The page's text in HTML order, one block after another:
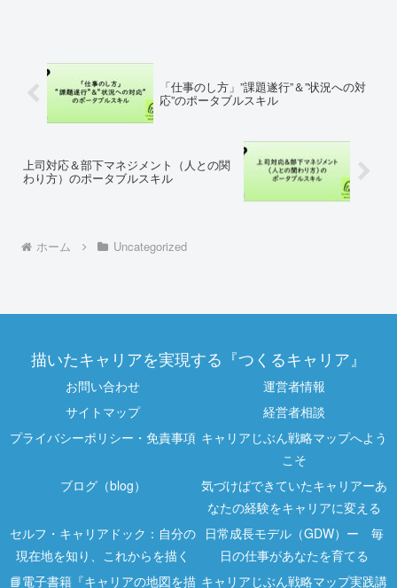
「仕事のし方」”課題遂行”＆”状況への対
応”のポータブルスキル
上司対応＆部下マネジメント（人との関
わり方）のポータブルスキル
ホーム Uncategorized
描いたキャリアを実現する『つくるキャリア』
お問い合わせ
運営者情報
サイトマップ
経営者相談
プライバシーポリシー・免責事項 キャリアじぶん戦略マップへよう
こそ
ブログ（blog）
気づけばできていたキャリアーあ
なたの経験をキャリアに変える
セルフ・キャリアドック：自分の
現在地を知り、これからを描く
日常成長モデル（GDW）ー 毎
日の仕事があなたを育てる
📘電子書籍『キャリアの地図を描 キャリアじぶん戦略マップ実践講